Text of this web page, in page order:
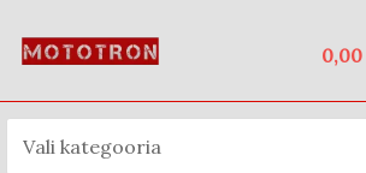
0,00
t
s